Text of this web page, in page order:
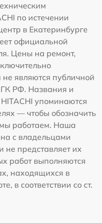
по истечении
в Екатеринбурге
официальной
Цены на ремонт,
являются публичной
ГК РФ. Названия и
упоминаются
— чтобы обозначить
мы работаем. Наша
с владельцами
не представляет их
работ выполняются
находящихся в
в соответствии со ст.